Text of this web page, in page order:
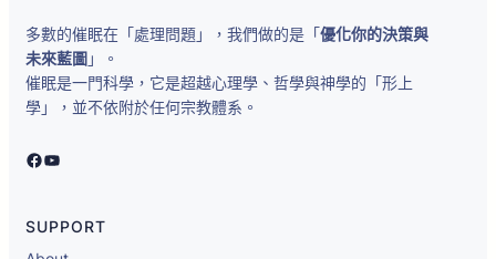
多數的催眠在「處理問題」，我們做的是「優化你的決策與
未來藍圖」。
催眠是一門科學，它是超越心理學、哲學與神學的「形上
學」，並不依附於任何宗教體系。
原力覺醒催眠科學研究所YouTube
SUPPORT